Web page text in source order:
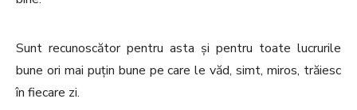
Sunt recunoscător pentru asta și pentru toate lucrurile
bune ori mai puțin bune pe care le văd, simt, miros, trăiesc
în fiecare zi.